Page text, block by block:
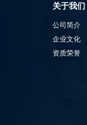
关于我们
公司简介
企业文化
资质荣誉